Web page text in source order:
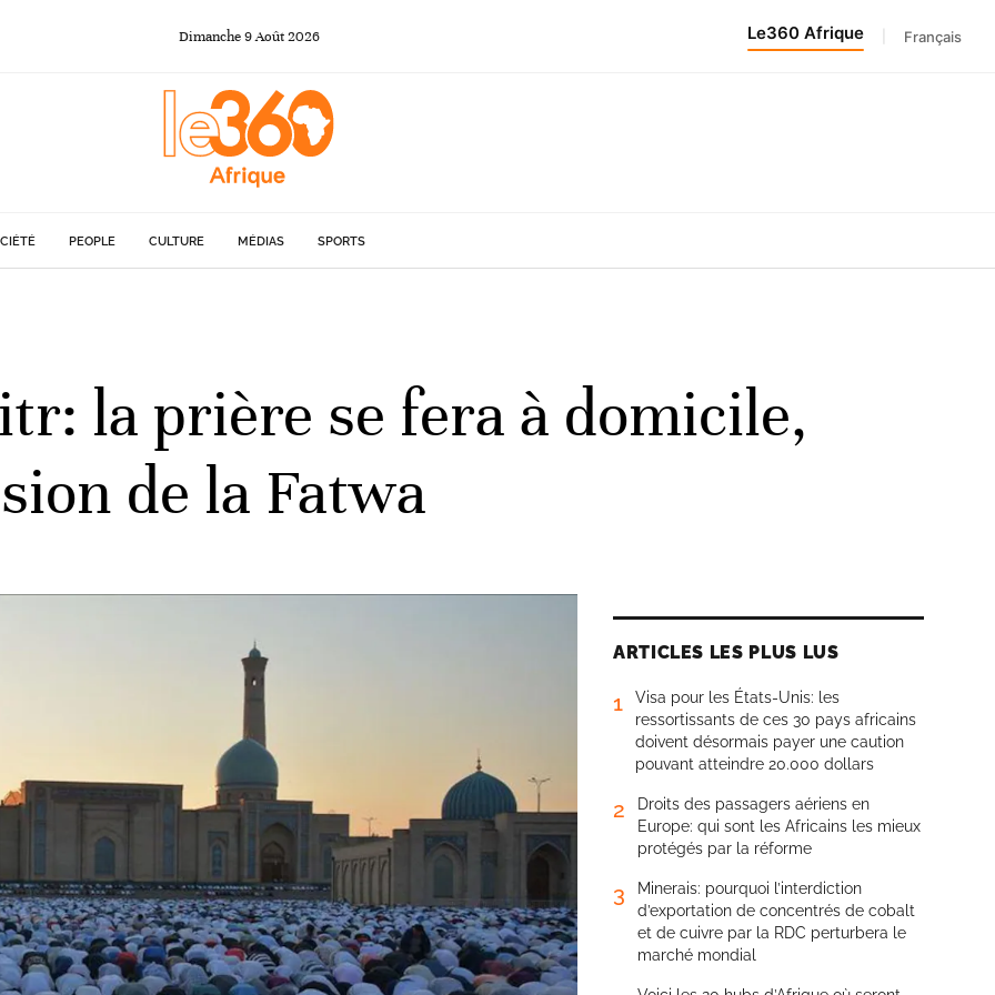
Dimanche 9Août 2026 Le360 Afrique Français
PEOPLE CULTURE MÉDIAS SPORTS
la prière se fera à domicile,
de la Fatwa
ARTICLES LES PLUS LUS
1
Visa pour les États-Unis: les
ressortissants de ces 30 pays africains
doivent désormais payer une caution
pouvant atteindre 20.000 dollars
2
Droits des passagers aériens en
Europe: qui sont les Africains les mieux
protégés par la réforme
3
Minerais: pourquoi l’interdiction
d’exportation de concentrés de cobalt
et de cuivre par la RDC perturbera le
marché mondial